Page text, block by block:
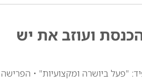
ועוזב את יש
"פעל ביושרה ומקצועיות" • הפרישה